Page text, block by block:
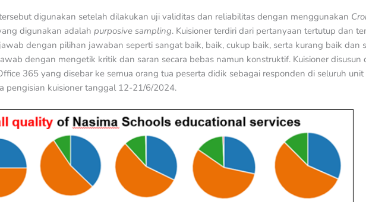
digunakan setelah dilakukan uji validitas dan reliabilitas dengan menggunakan
digunakan adalah purposive sampling. Kuisioner terdiri dari pertanyaan tertutup dan
dengan pilihan jawaban seperti sangat baik, baik, cukup baik, serta kurang baik dan
dengan mengetik kritik dan saran secara bebas namun konstruktif. Kuisioner disusun
365 yang disebar ke semua orang tua peserta didik sebagai responden di seluruh
pengisian kuisioner tanggal 12-21/6/2024.